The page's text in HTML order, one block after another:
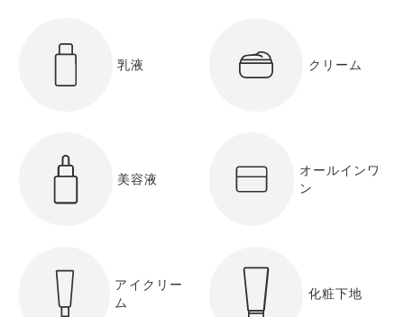
乳液 クリーム
美容液
オールインワ
ン
アイクリー
ム
化粧下地